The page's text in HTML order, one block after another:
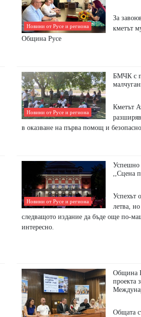
Новини от Русе и региона
За
кметът
Община Русе
Новини от Русе и региона
БМЧК с
Кметът
в оказване на първа помощ и
Новини от Русе и региона
Успешно
,,Сцена
Успехът
летва,
следващото издание да бъде още по-
интересно.
Община
проекта
Общата